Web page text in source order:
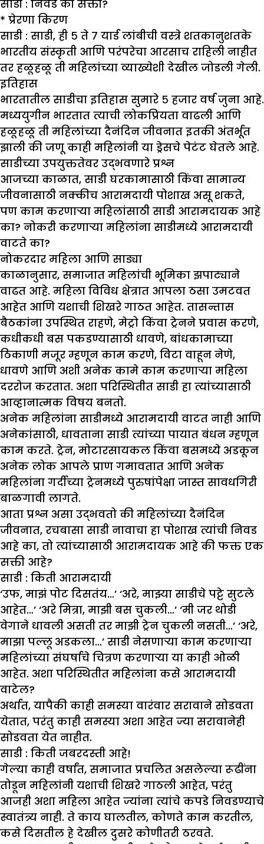
साडी : निवड की सक्ती?
* प्रेरणा किरण
साडी : साडी, ही ५ ते ७ यार्ड लांबीची वस्त्रे शतकानुशतके
भारतीय संस्कृती आणि परंपरेचा आरसाच राहिली नाहीत
तर हळूहळू ती महिलांच्या व्याख्येशी देखील जोडली गेली.
इतिहास
भारतातील साडीचा इतिहास सुमारे ५ हजार वर्ष जुना आहे.
मध्ययुगीन भारतात त्याची लोकप्रियता वाढली आणि
हळूहळू ती महिलांच्या दैनंदिन जीवनात इतकी अंतर्भूत
झाली की जणू काही महिलांनी या ड्रेसचे पेटंट घेतले आहे.
साडीच्या उपयुक्ततेवर उद्भवणारे प्रश्न
आजच्या काळात, साडी घरकामासाठी किंवा सामान्य
जीवनासाठी नक्कीच आरामदायी पोशाख असू शकते,
पण काम करणाऱ्या महिलांसाठी साडी आरामदायक आहे
का? नोकरी करणाऱ्या महिलांना साडीमध्ये आरामदायी
वाटते का?
नोकरदार महिला आणि साड्या
काळानुसार, समाजात महिलांची भूमिका झपाट्याने
वाढत आहे. महिला विविध क्षेत्रात आपला ठसा उमटवत
आहेत आणि यशाची शिखरे गाठत आहेत. तासन्तास
बैठकांना उपस्थित राहणे, मेट्रो किंवा ट्रेनने प्रवास करणे,
कधीकधी बस पकडण्यासाठी धावणे, बांधकामाच्या
ठिकाणी मजूर म्हणून काम करणे, विटा वाहून नेणे,
धावणे आणि अशी अनेक कामे काम करणाऱ्या महिला
दररोज करतात. अशा परिस्थितीत साडी हा त्यांच्यासाठी
आव्हानात्मक विषय बनतो.
अनेक महिलांना साडीमध्ये आरामदायी वाटत नाही आणि
अनेकांसाठी, धावताना साडी त्यांच्या पायात बंधन म्हणून
काम करते. ट्रेन, मोटारसायकल किंवा बसमध्ये अडकून
अनेक लोक आपले प्राण गमावतात आणि अनेक
महिलांना गर्दीच्या ट्रेनमध्ये पुरुषांपेक्षा जास्त सावधगिरी
बाळगावी लागते.
आता प्रश्न असा उद्भवतो की महिलांच्या दैनंदिन
जीवनात, रचबासा साडी नावाचा हा पोशाख त्यांची निवड
आहे का, तो त्यांच्यासाठी आरामदायक आहे की फक्त एक
सक्ती आहे?
साडी : किती आरामदायी
‘उफ, माझं पोट दिसतंय…’ ‘अरे, माझ्या साडीचे पट्टे सुटले
आहेत…’ ‘अरे मित्रा, माझी बस चुकली…’ ‘मी जर थोडी
वेगाने धावली असती तर माझी ट्रेन चुकली नसती…’ ‘अरे,
माझा पल्लू अडकला…’ साडी नेसणाऱ्या काम करणाऱ्या
महिलांच्या संघर्षाचे चित्रण करणाऱ्या या काही ओळी
आहेत. अशा परिस्थितीत महिलांना कसे आरामदायी
वाटेल?
अर्थात, यापैकी काही समस्या वारंवार सरावाने सोडवता
येतात, परंतु काही समस्या अशा आहेत ज्या सरावानेही
सोडवता येत नाहीत.
साडी : किती जबरदस्ती आहे!
गेल्या काही वर्षांत, समाजात प्रचलित असलेल्या रूढींना
तोडून महिलांनी यशाची शिखरे गाठली आहेत, परंतु
आजही अशा महिला आहेत ज्यांना त्यांचे कपडे निवडण्याचे
स्वातंत्र्य नाही. ते काय घालतील, कोणते काम करतील,
कसे दिसतील हे देखील दुसरे कोणीतरी ठरवते.